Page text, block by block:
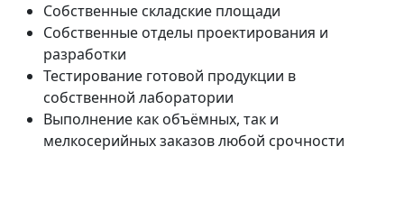
Собственные складские площади
Собственные отделы проектирования и
разработки
Тестирование готовой продукции в
собственной лаборатории
Выполнение как объёмных, так и
мелкосерийных заказов любой срочности